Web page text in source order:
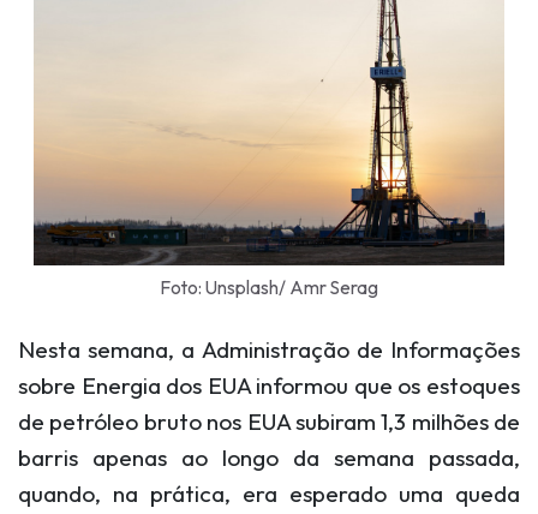
Foto: Unsplash/ Amr Serag
Nesta semana, a Administração de Informações
sobre Energia dos EUA informou que os estoques
de petróleo bruto nos EUA subiram 1,3 milhões de
barris apenas ao longo da semana passada,
quando, na prática, era esperado uma queda